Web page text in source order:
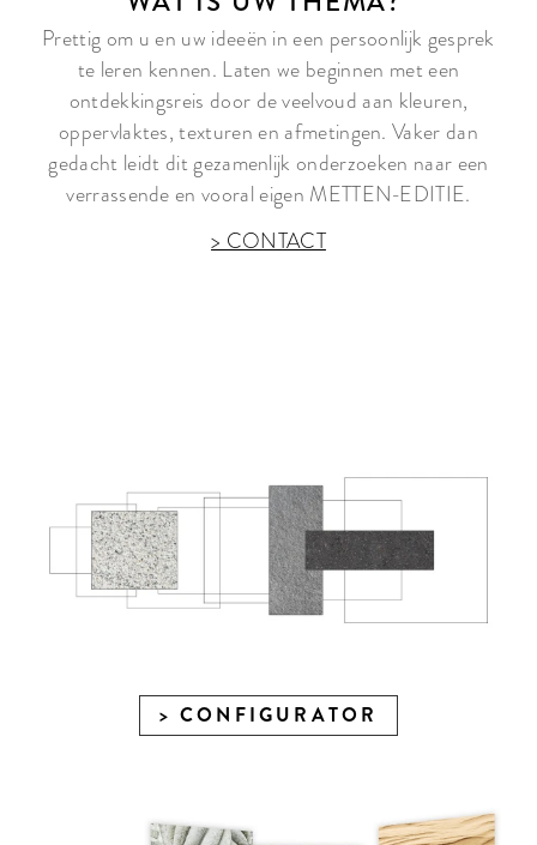
Prettig om u en uw ideeën in een persoonlijk gesprek
te leren kennen. Laten we beginnen met een
ontdekkingsreis door de veelvoud aan kleuren,
oppervlaktes, texturen en afmetingen. Vaker dan
gedacht leidt dit gezamenlijk onderzoeken naar een
verrassende en vooral eigen METTEN-EDITIE.
> CONTACT
CONFIGURATOR